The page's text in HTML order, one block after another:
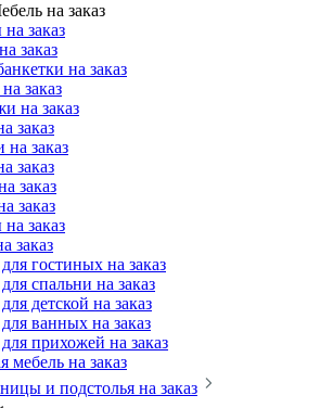
на заказ
заказ
заказ
на заказ
заказ
на заказ
заказ
на заказ
заказ
заказ
заказ
заказ
заказ
гостиных на заказ
спальни на заказ
детской на заказ
ванных на заказ
прихожей на заказ
мебель на заказ
и подстолья на заказ